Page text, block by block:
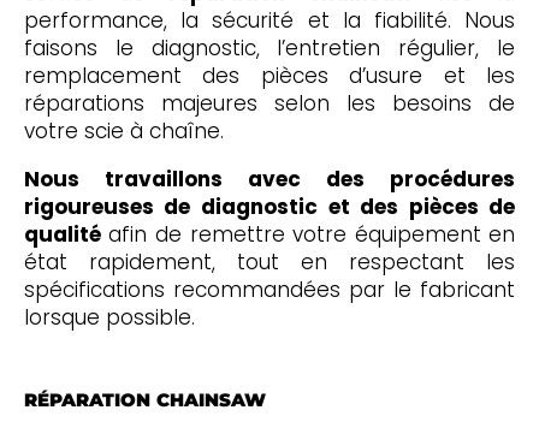
performance, la sécurité et la fiabilité. Nous
faisons le diagnostic, l’entretien régulier, le
remplacement des pièces d’usure et les
réparations majeures selon les besoins de
votre scie à chaîne.
Nous travaillons avec des procédures
rigoureuses de diagnostic et des pièces de
qualitéafin de remettre votre équipement en
état rapidement, tout en respectant les
spécifications recommandées par le fabricant
lorsque possible.
RÉPARATION CHAINSAW